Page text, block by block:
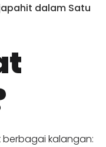
dalam Satu
kalangan: